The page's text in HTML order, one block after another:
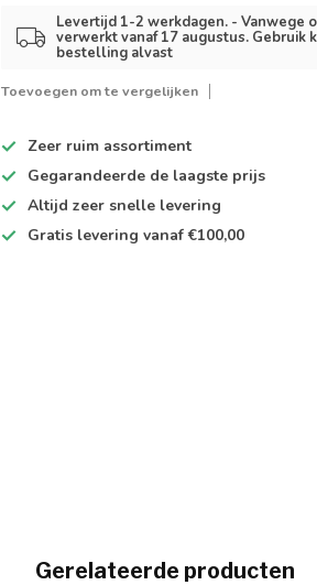
Levertijd 1-2 werkdagen. - Vanwege
verwerkt vanaf 17 augustus. Gebruik
bestelling alvast
Toevoegen om te vergelijken
Zeer ruim assortiment
Gegarandeerde de laagste prijs
Altijdzeer snelle levering
Gratis levering vanaf €100,00
Gerelateerde producten